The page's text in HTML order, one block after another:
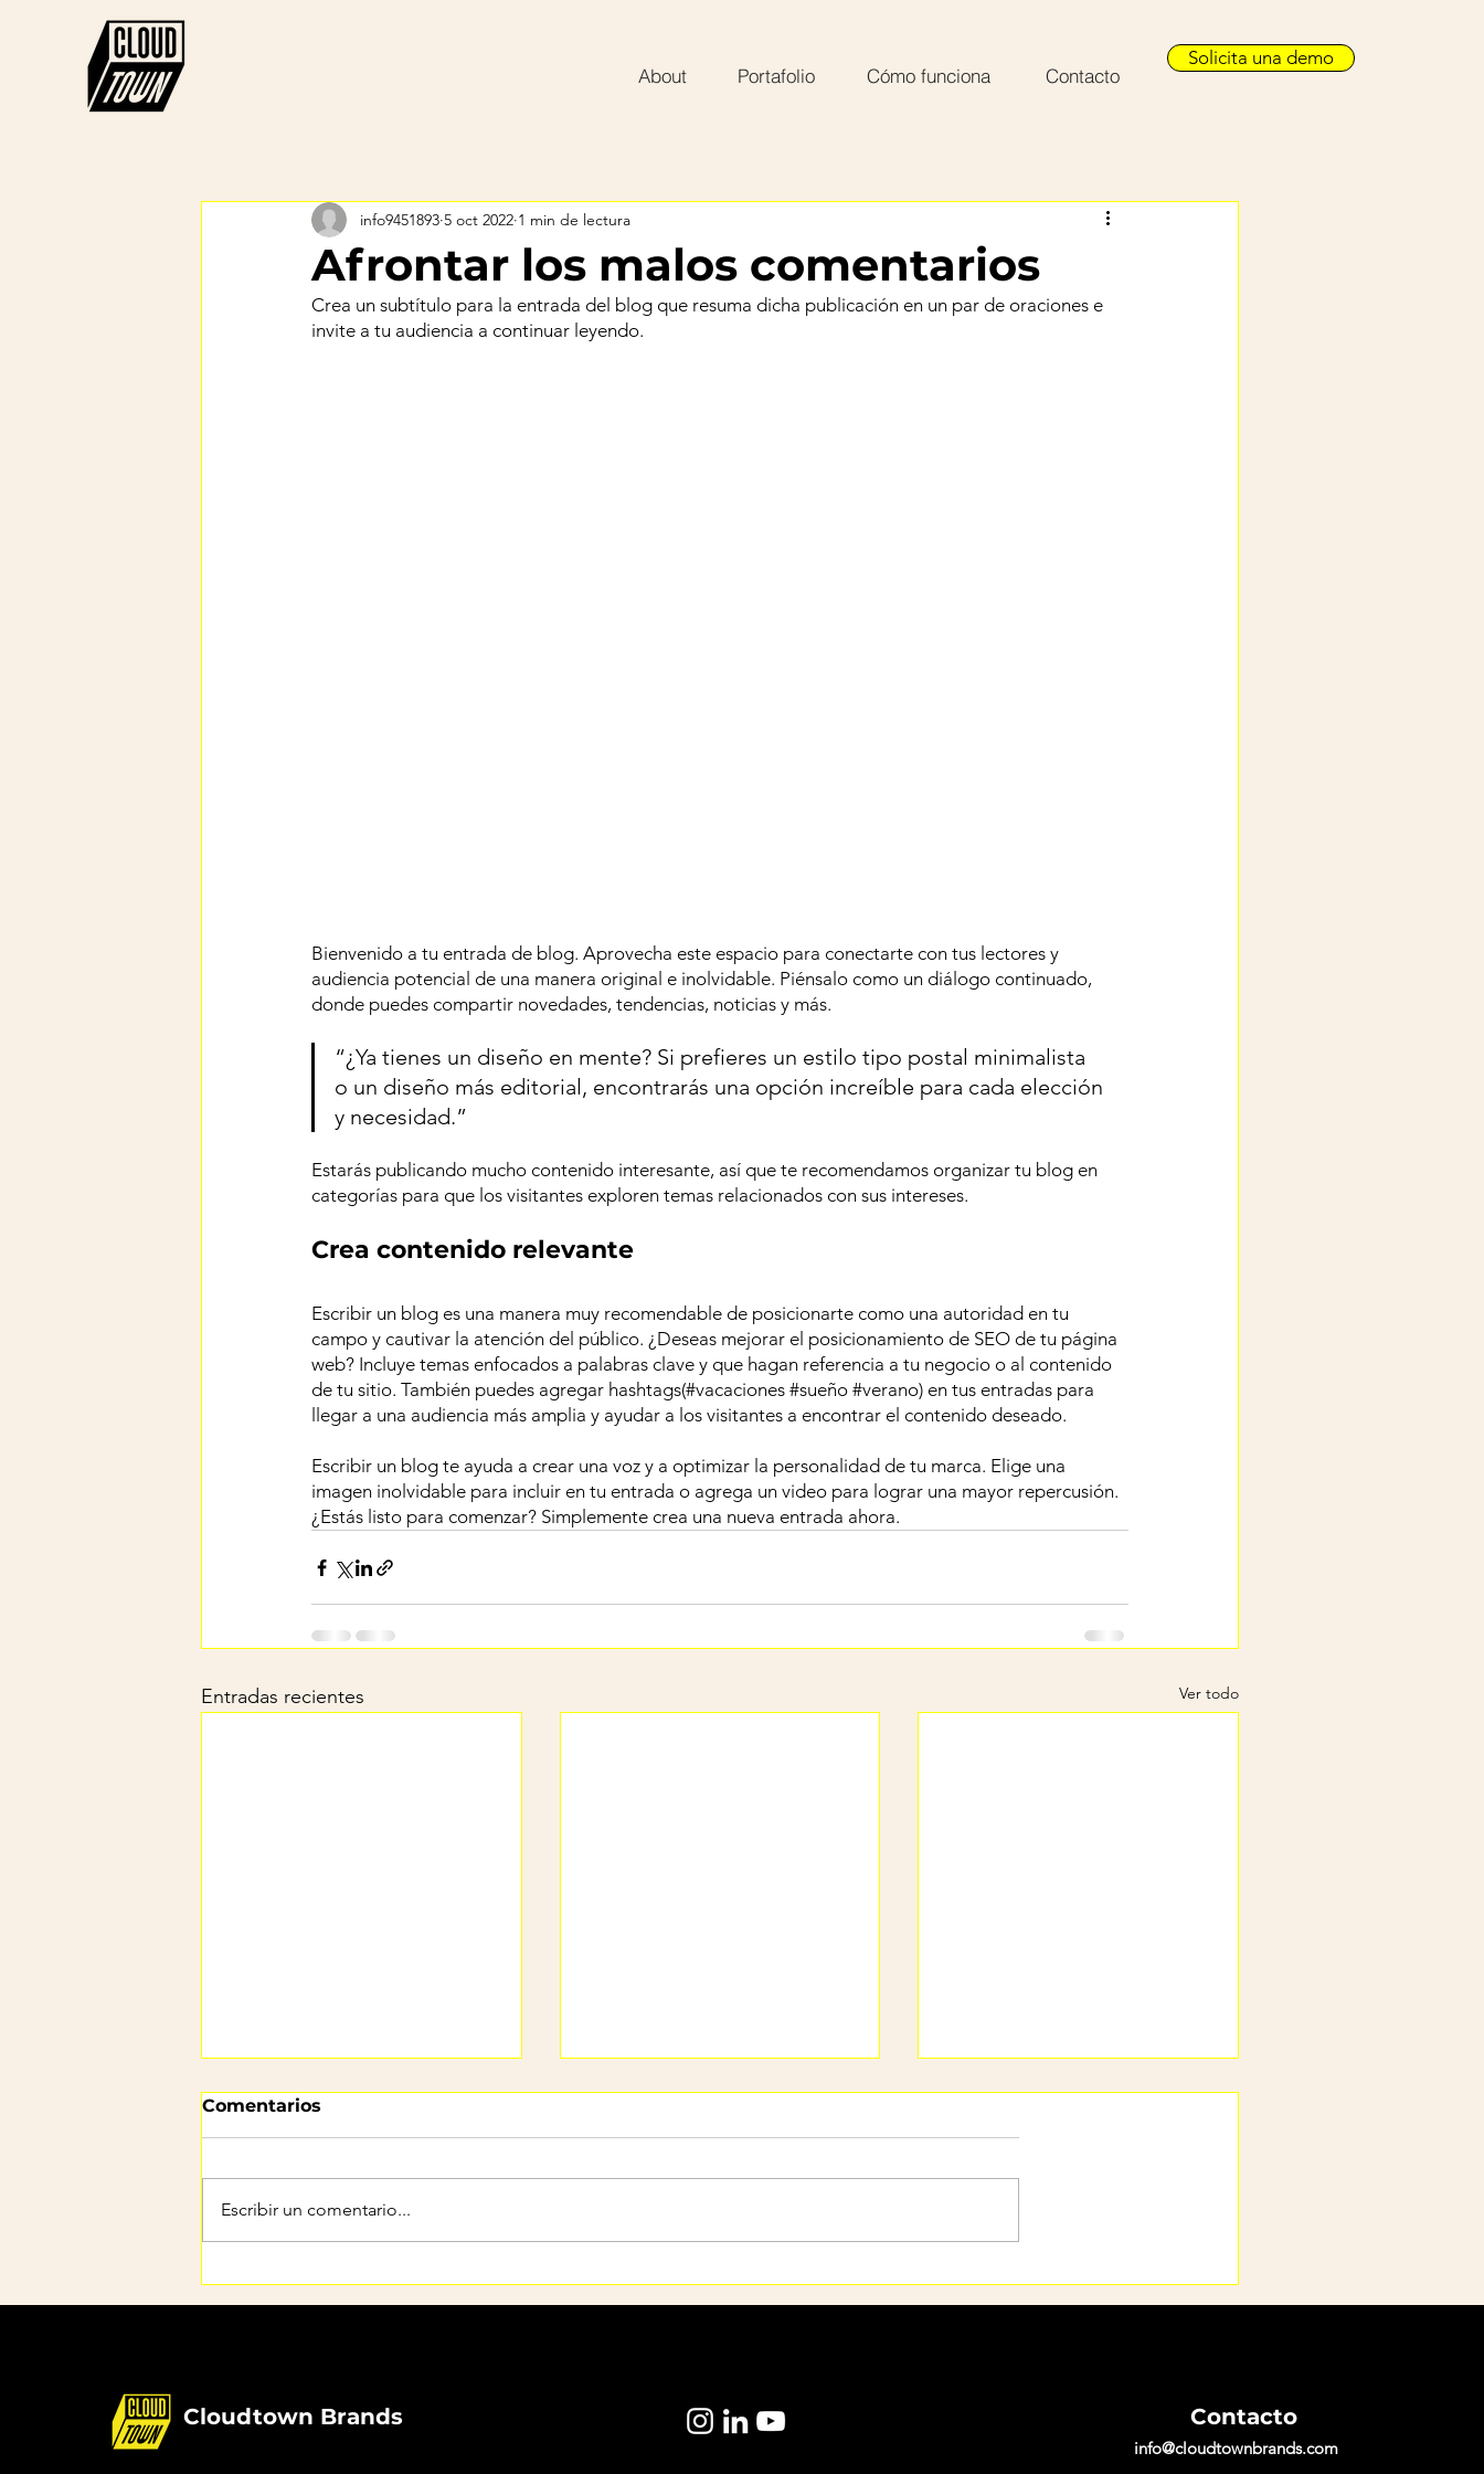
About Portafolio Cómo funciona Contacto
Solicita una demo
Afrontar los malos comentarios
info9451893 5 oct 2022 1 min de lectura
Crea un subtítulo para la entrada del blog que resuma dicha publicación en un par de oraciones e
invite a tu audiencia a continuar leyendo.
Bienvenido a tu entrada de blog. Aprovecha este espacio para conectarte con tus lectores y
audiencia potencial de una manera original e inolvidable. Piénsalo como un diálogo continuado,
donde puedes compartir novedades, tendencias, noticias y más.
“¿Ya tienes un diseño en mente? Si prefieres un estilo tipo postal minimalista
o un diseño más editorial, encontrarás una opción increíble para cada elección
y necesidad.”
Estarás publicando mucho contenido interesante, así que te recomendamos organizar tu blog en
categorías para que los visitantes exploren temas relacionados con sus intereses.
Crea contenido relevante
Escribir un blog es una manera muy recomendable de posicionarte como una autoridad en tu
campo y cautivar la atención del público. ¿Deseas mejorar el posicionamiento de SEO de tu página
web? Incluye temas enfocados a palabras clave y que hagan referencia a tu negocio o al contenido
de tu sitio. También puedes agregar hashtags(#vacaciones #sueño #verano) en tus entradas para
llegar a una audiencia más amplia y ayudar a los visitantes a encontrar el contenido deseado.
Escribir un blog te ayuda a crear una voz y a optimizar la personalidad de tu marca. Elige una
imagen inolvidable para incluir en tu entrada o agrega un video para lograr una mayor repercusión.
¿Estás listo para comenzar? Simplemente crea una nueva entrada ahora.
Entradas recientes Ver todo
productos
laboral con el desempeño
Comentarios
Escribir un comentario...
Cloudtown Brands Contacto
info@cloudtownbrands.com